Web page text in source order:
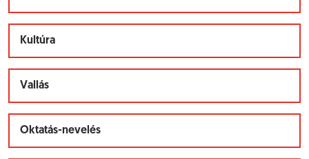
Kultúra
Vallás
Oktatás-nevelés